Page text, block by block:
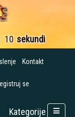
10 sekundi
Kontakt
se
Kategorije